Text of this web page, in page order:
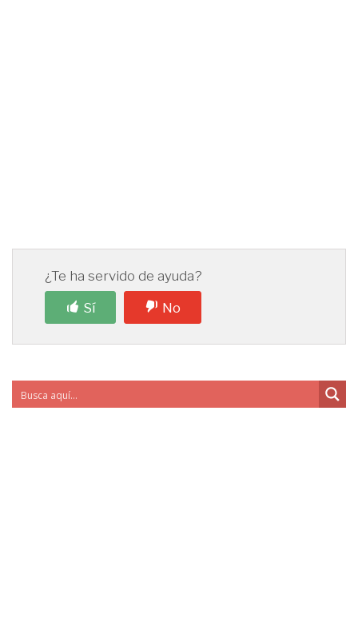
¿Te ha servido de ayuda?
Sí
No